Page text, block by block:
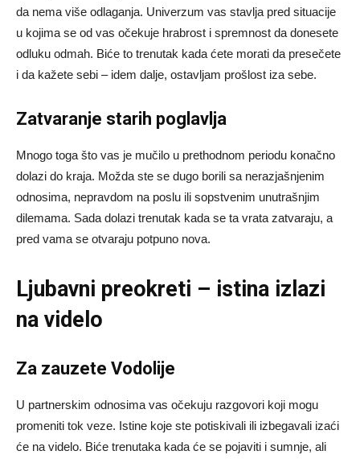
da nema više odlaganja. Univerzum vas stavlja pred situacije
u kojima se od vas očekuje hrabrost i spremnost da donesete
odluku odmah. Biće to trenutak kada ćete morati da presečete
i da kažete sebi – idem dalje, ostavljam prošlost iza sebe.
Zatvaranje starih poglavlja
Mnogo toga što vas je mučilo u prethodnom periodu konačno
dolazi do kraja. Možda ste se dugo borili sa nerazjašnjenim
odnosima, nepravdom na poslu ili sopstvenim unutrašnjim
dilemama. Sada dolazi trenutak kada se ta vrata zatvaraju, a
pred vama se otvaraju potpuno nova.
Ljubavni preokreti – istina izlazi
na videlo
Za zauzete Vodolije
U partnerskim odnosima vas očekuju razgovori koji mogu
promeniti tok veze. Istine koje ste potiskivali ili izbegavali izaći
će na videlo. Biće trenutaka kada će se pojaviti i sumnje, ali